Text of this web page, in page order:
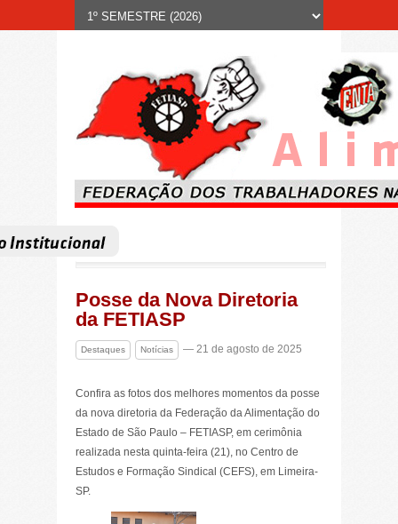
Posse da Nova Diretoria
da FETIASP
Destaques Notícias — 21 de agosto de 2025
Confira as fotos dos melhores momentos da posse
da nova diretoria da Federação da Alimentação do
Estado de São Paulo – FETIASP, em cerimônia
realizada nesta quinta-feira (21), no Centro de
Estudos e Formação Sindical (CEFS), em Limeira-
SP.